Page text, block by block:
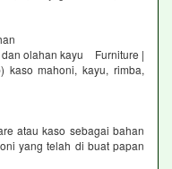
olahan kayu Furniture |
kaso mahoni, kayu, rimba,
atau kaso sebagai bahan
yang telah di buat papan